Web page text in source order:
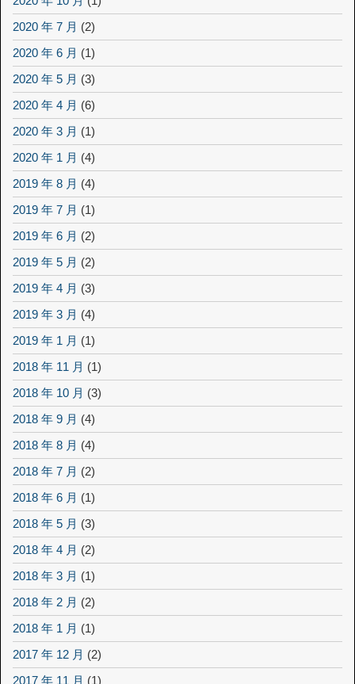
2020 年 7 月 (2)
2020 年 6 月 (1)
2020 年 5 月 (3)
2020 年 4 月 (6)
2020 年 3 月 (1)
2020 年 1 月 (4)
2019 年 8 月 (4)
2019 年 7 月 (1)
2019 年 6 月 (2)
2019 年 5 月 (2)
2019 年 4 月 (3)
2019 年 3 月 (4)
2019 年 1 月 (1)
2018 年 11 月 (1)
2018 年 10 月 (3)
2018 年 9 月 (4)
2018 年 8 月 (4)
2018 年 7 月 (2)
2018 年 6 月 (1)
2018 年 5 月 (3)
2018 年 4 月 (2)
2018 年 3 月 (1)
2018 年 2 月 (2)
2018 年 1 月 (1)
2017 年 12 月 (2)
2017 年 11 月 (1)